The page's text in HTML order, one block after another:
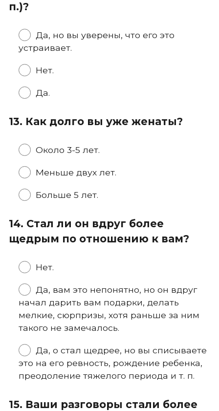
п.)?
Да, но вы уверены, что его это
устраивает.
Нет.
Да.
13. Как долго вы уже женаты?
Около 3-5 лет.
Меньше двух лет.
Больше 5 лет.
14. Стал ли он вдруг более
щедрым по отношению к вам?
Нет.
Да, вам это непонятно, но он вдруг
начал дарить вам подарки, делать
мелкие, сюрпризы, хотя раньше за ним
такого не замечалось.
Да, о стал щедрее, но вы списываете
это на его ревность, рождение ребенка,
преодоление тяжелого периода и т. п.
15. Ваши разговоры стали более